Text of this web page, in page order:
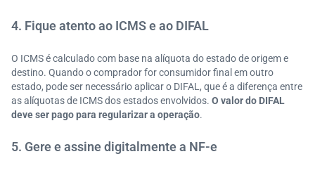
4. Fique atento ao ICMS e ao DIFAL
O ICMS é calculado com base na alíquota do estado de origem e
destino. Quando o comprador for consumidor final em outro
estado, pode ser necessário aplicar o DIFAL, que é a diferença entre
as alíquotas de ICMS dos estados envolvidos. O valor do DIFAL
deve ser pago para regularizar a operação.
5. Gere e assine digitalmente a NF-e